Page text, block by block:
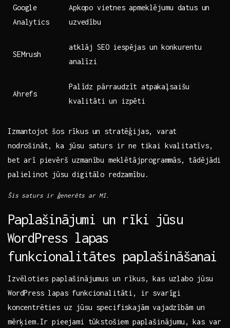
Google
Analytics
Apkopo vietnes ⁤apmeklējumu datus un‌
uzvedību
SEMrush
atklāj SEO iespējas un konkurentu
analīzi
Ahrefs
Palīdz pārraudzīt atpakaļsaišu
kvalitāti un​ izpēti
Izmantojot šos rīkus un‍ stratēģijas, varat
nodrošināt,‍ ka jūsu saturs ir ne tikai kvalitatīvs,
bet arī pievērš uzmanību ⁣meklētājprogrammās, ⁤tādējādi
palielinot ​jūsu digitālo redzamību.
Šis saturs ir⁢ ģenerēts ar MI.
Paplašinājumi un ⁤rīki ​jūsu
⁤WordPress lapas
funkcionalitātes paplašināšanai
Izvēloties paplašinājumus un rīkus, kas uzlabo jūsu
WordPress lapas funkcionalitāti, ir svarīgi
koncentrēties uz jūsu specifiskajām vajadzībām un
⁣mērķiem.Ir pieejami tūkstošiem paplašinājumu, kas var